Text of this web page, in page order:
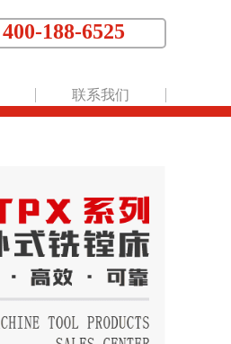
400-188-6525
联系我们